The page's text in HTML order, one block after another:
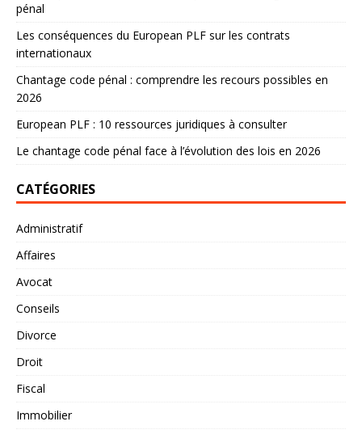
pénal
Les conséquences du European PLF sur les contrats
internationaux
Chantage code pénal : comprendre les recours possibles en
2026
European PLF : 10 ressources juridiques à consulter
Le chantage code pénal face à l’évolution des lois en 2026
CATÉGORIES
Administratif
Affaires
Avocat
Conseils
Divorce
Droit
Fiscal
Immobilier